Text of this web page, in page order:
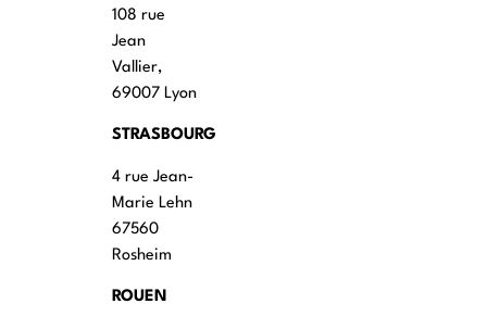
108 rue
Jean
Vallier,
69007 Lyon
STRASBOURG
4 rue Jean-
Marie Lehn
67560
Rosheim
ROUEN